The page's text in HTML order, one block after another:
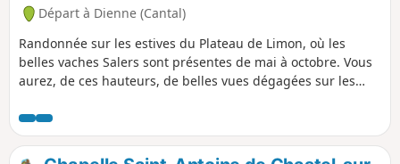
Départ à Dienne (Cantal)
Randonnée sur les estives du Plateau de Limon, où les
belles vaches Salers sont présentes de mai à octobre. Vous
aurez, de ces hauteurs, de belles vues dégagées sur les
Mary. Ce circuit emprunte une partie du Sentier des
Quirous, remarquable par son balisage ancien fait de
pierres dressées.Application Visorando indispensable